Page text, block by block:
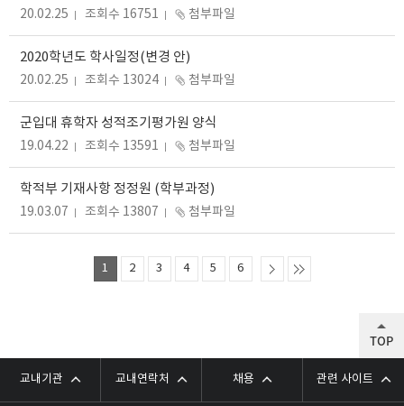
20.02.25 조회수 16751 첨부파일
2020학년도 학사일정(변경 안)
20.02.25 조회수 13024 첨부파일
군입대 휴학자 성적조기평가원 양식
19.04.22 조회수 13591 첨부파일
학적부 기재사항 정정원 (학부과정)
19.03.07 조회수 13807 첨부파일
1 2 3 4 5 6
교내기관 교내연락처 채용 관련 사이트
TOP